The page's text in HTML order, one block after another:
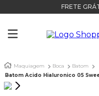
FRETE
Maquiagem Boca
Batom
Batom Acido Hialuronico 05